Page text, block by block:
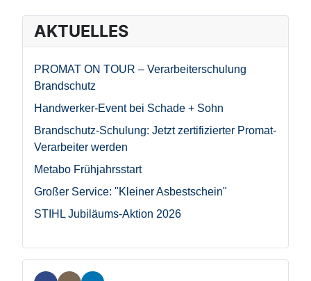
AKTUELLES
PROMAT ON TOUR – Verarbeiterschulung
Brandschutz
Handwerker-Event bei Schade + Sohn
Brandschutz-Schulung: Jetzt zertifizierter Promat-
Verarbeiter werden
Metabo Frühjahrsstart
Großer Service: "Kleiner Asbestschein"
STIHL Jubiläums-Aktion 2026